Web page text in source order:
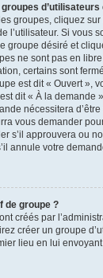
groupes, cliquez sur
l’utilisateur. Si vous
groupe désiré et
ne sont pas en
certains sont
est dit « Ouvert »,
dit « À la demande
nécessitera
vous demander
s’il approuvera ou
annule votre
de groupe ?
créés par
créer un groupe
lieu en lui